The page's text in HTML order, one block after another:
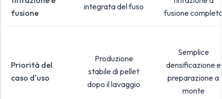
fusione
integrata del fuso
fusione
Priorità del
caso d'uso
Produzione
stabile di pellet
dopo il lavaggio
Semplice
densificazione e
preparazione a
monte